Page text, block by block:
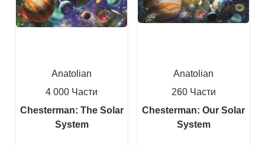
Anatolian
4 000 Части
Chesterman: The Solar
System
Anatolian
260 Части
Chesterman: Our Solar
System